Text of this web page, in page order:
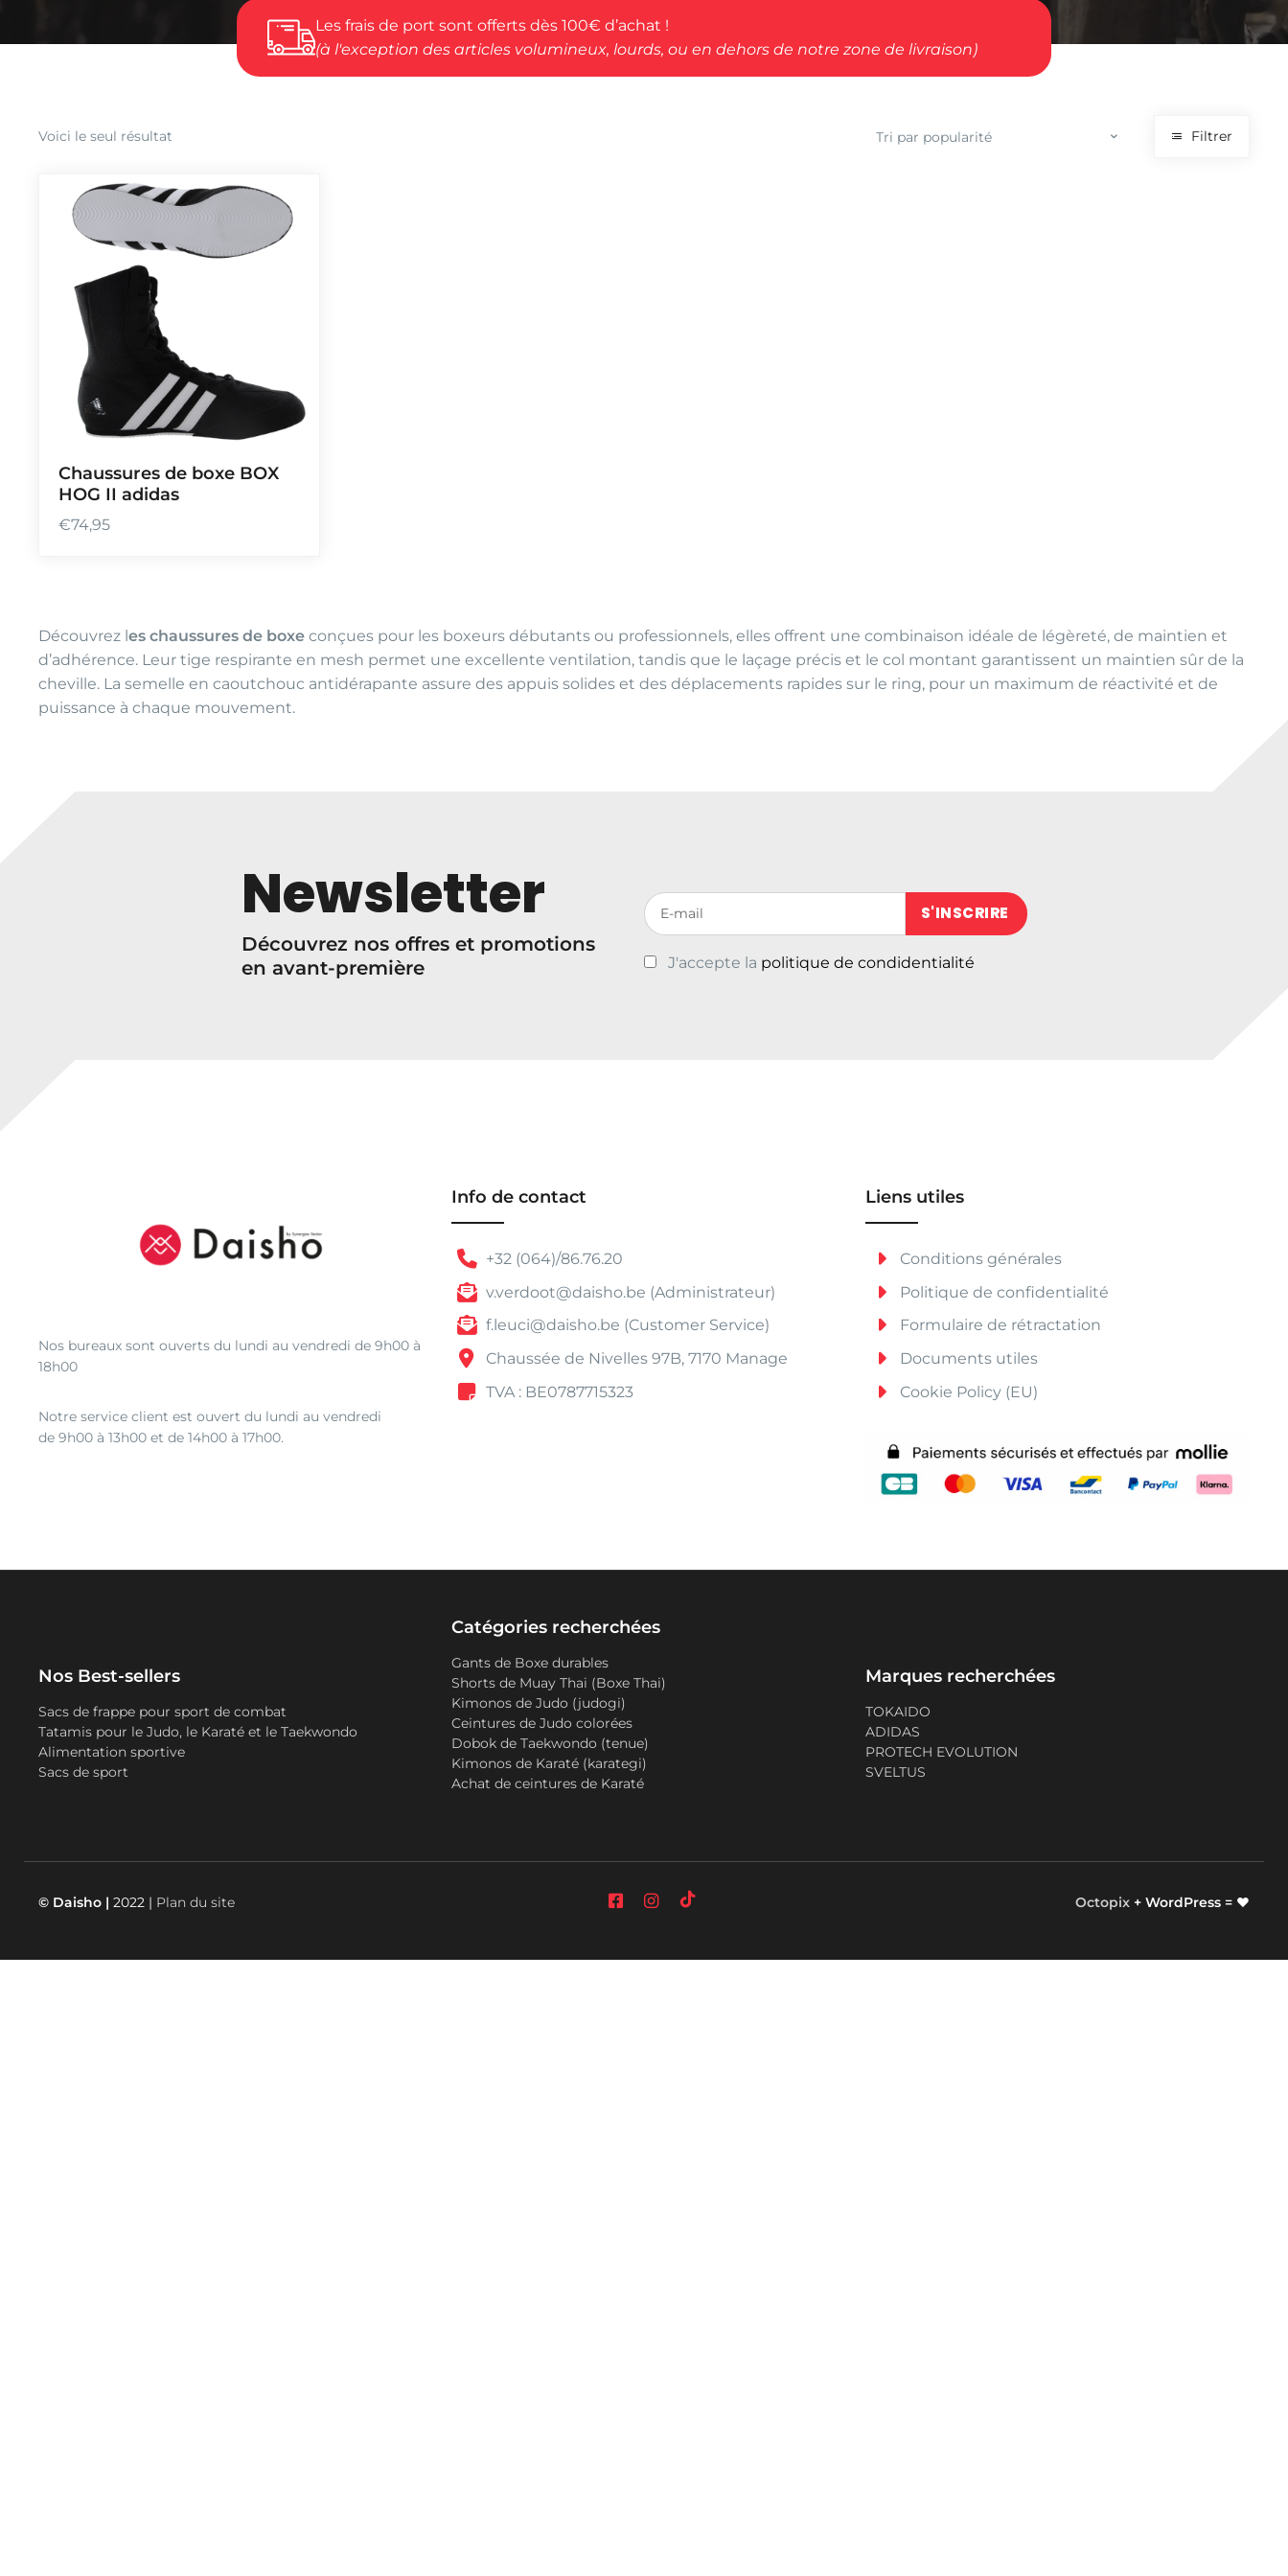
Les frais de port sont offerts dès 100€ d’achat !
(à l'exception des articles volumineux, lourds, ou en dehors de notre zone de livraison)
Voici le seul résultat Filtrer
Chaussures de boxe BOX
HOG II adidas
€74,95
Découvrez les chaussures de boxe conçues pour les boxeurs débutants ou professionnels, elles offrent une combinaison idéale de légèreté, de maintien et
d’adhérence. Leur tige respirante en mesh permet une excellente ventilation, tandis que le laçage précis et le col montant garantissent un maintien sûr de la
cheville. La semelle en caoutchouc antidérapante assure des appuis solides et des déplacements rapides sur le ring, pour un maximum de réactivité et de
puissance à chaque mouvement.
Newsletter
Découvrez nos offres et promotions
en avant-première
Votre adresse de messagerie (obligatoire)
J'accepte la politique de condidentialité
Nos bureaux sont ouverts du lundi au vendredi de 9h00 à
18h00
Notre service client est ouvert du lundi au vendredi
de 9h00 à 13h00 et de 14h00 à 17h00.
Info de contact
+32 (064)/86.76.20
v.verdoot@daisho.be (Administrateur)
f.leuci@daisho.be (Customer Service)
Chaussée de Nivelles 97B, 7170 Manage
TVA : BE0787715323
Liens utiles
Conditions générales
Politique de confidentialité
Formulaire de rétractation
Documents utiles
Cookie Policy (EU)
Nos Best-sellers
Sacs de frappe pour sport de combat
Tatamis pour le Judo, le Karaté et le Taekwondo
Alimentation sportive
Sacs de sport
Catégories recherchées
Gants de Boxe durables
Shorts de Muay Thai (Boxe Thai)
Kimonos de Judo (judogi)
Ceintures de Judo colorées
Dobok de Taekwondo (tenue)
Kimonos de Karaté (karategi)
Achat de ceintures de Karaté
Marques recherchées
TOKAIDO
ADIDAS
PROTECH EVOLUTION
SVELTUS
© Daisho | 2022 | Plan du site Octopix+ WordPress = ❤